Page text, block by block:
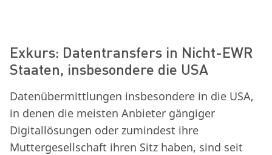
Exkurs: Datentransfers in Nicht-EWR
Staaten, insbesondere die USA
Datenübermittlungen insbesondere in die USA,
in denen die meisten Anbieter gängiger
Digitallösungen oder zumindest ihre
Muttergesellschaft ihren Sitz haben, sind seit